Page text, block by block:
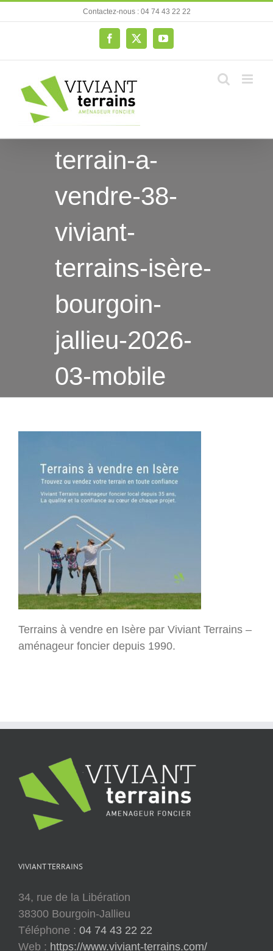
au
Contactez-nous : 04 74 43 22 22
Facebook
X YouTube
terrain-a-
vendre-38-
viviant-
terrains-isère-
bourgoin-
jallieu-2026-
03-mobile
Terrains à vendre en Isère par Viviant Terrains –
aménageur foncier depuis 1990.
VIVIANT TERRAINS
34, rue de la Libération
38300 Bourgoin-Jallieu
Téléphone : 04 74 43 22 22
Web : https://www.viviant-terrains.com/